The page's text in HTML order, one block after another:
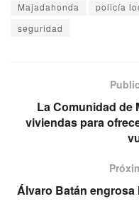
Majadahonda
policía
seguridad
La Comunidad de
viviendas para
Álvaro Batán engrosa